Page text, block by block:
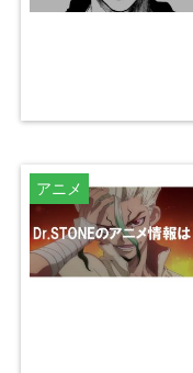
アニメ